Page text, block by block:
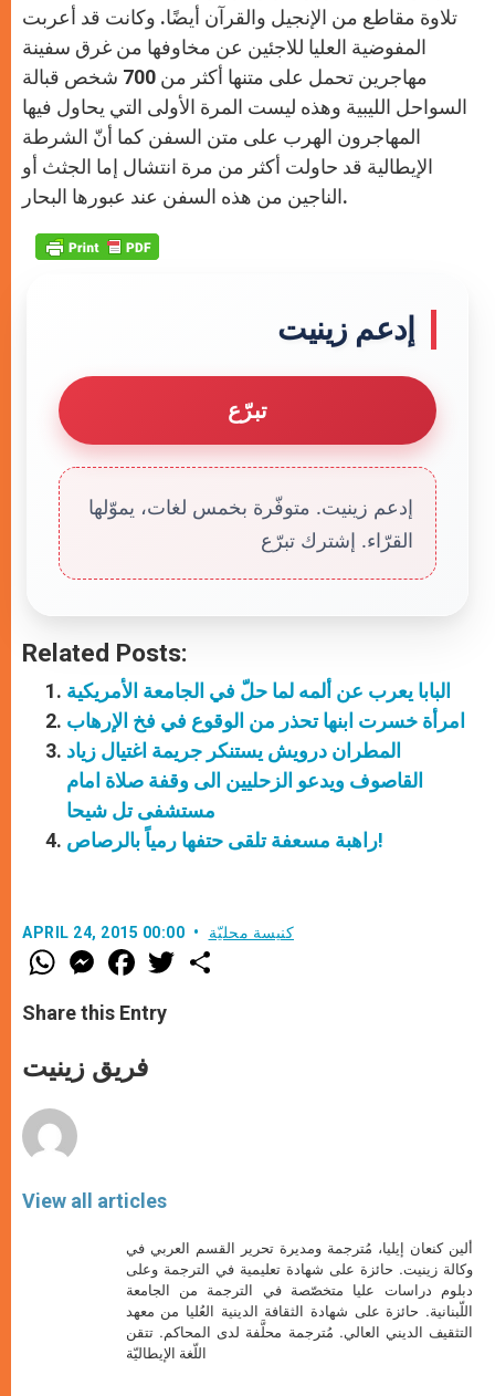
تلاوة مقاطع من الإنجيل والقرآن أيضًا. وكانت قد أعربت
المفوضية العليا للاجئين عن مخاوفها من غرق سفينة
مهاجرين تحمل على متنها أكثر من 700 شخص قبالة
السواحل الليبية وهذه ليست المرة الأولى التي يحاول فيها
المهاجرون الهرب على متن السفن كما أنّ الشرطة
الإيطالية قد حاولت أكثر من مرة انتشال إما الجثث أو
الناجين من هذه السفن عند عبورها البحار.
إدعم زينيت
تبرّع
إدعم زينيت. متوفّرة بخمس لغات، يموّلها
القرّاء. إشترك تبرّع
Related Posts:
البابا يعرب عن ألمه لما حلّ في الجامعة الأمريكية
امرأة خسرت ابنها تحذر من الوقوع في فخ الإرهاب
المطران درويش يستنكر جريمة اغتيال زياد
القاصوف ويدعو الزحليين الى وقفة صلاة امام
مستشفى تل شيحا
راهبة مسعفة تلقى حتفها رمياً بالرصاص!
APRIL 24, 2015 00:00 كنيسة محليّة
W
h
t
s
p
p
M
e
s
e
g
e
F
a
e
b
o
k
w
Share this Entry
فريق زينيت
View all articles
ألين كنعان إيليا، مُترجمة ومديرة تحرير القسم العربي في
وكالة زينيت. حائزة على شهادة تعليمية في الترجمة وعلى
دبلوم دراسات عليا متخصّصة في الترجمة من الجامعة
اللّبنانية. حائزة على شهادة الثقافة الدينية العُليا من معهد
التثقيف الديني العالي. مُترجمة محلَّفة لدى المحاكم. تتقن
اللّغة الإيطاليّة